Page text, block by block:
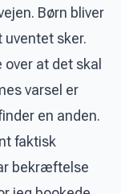
Børn bliver
uventet sker.
at det skal
varsel er
en anden.
faktisk
bekræftelse